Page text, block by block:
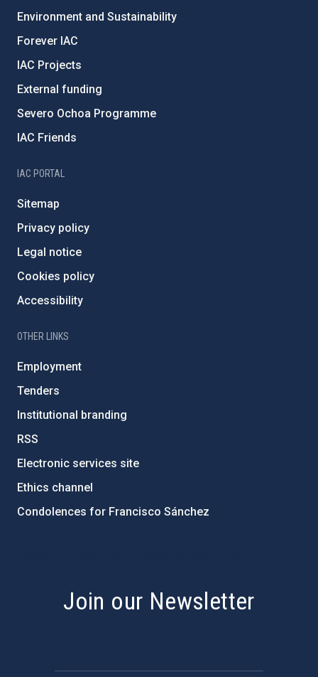
Environment and Sustainability
Forever IAC
IAC Projects
External funding
Severo Ochoa Programme
IAC Friends
IAC PORTAL
Sitemap
Privacy policy
Legal notice
Cookies policy
Accessibility
OTHER LINKS
Employment
Tenders
Institutional branding
RSS
Electronic services site
Ethics channel
Condolences for Francisco Sánchez
Join our Newsletter